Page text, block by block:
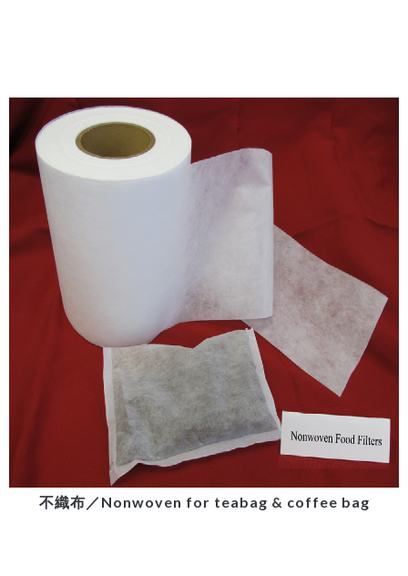
不織布／Nonwoven for teabag & coffee bag